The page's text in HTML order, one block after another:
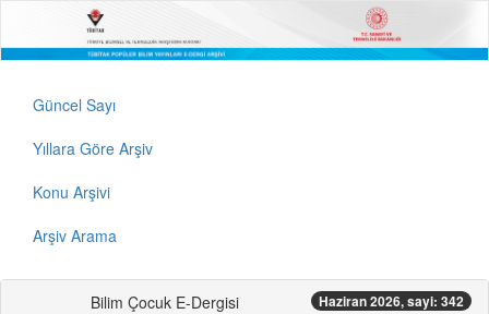
Güncel Sayı
Yıllara Göre Arşiv
Konu Arşivi
Arşiv Arama
Bilim Çocuk E-Dergisi Haziran 2026, sayi: 342